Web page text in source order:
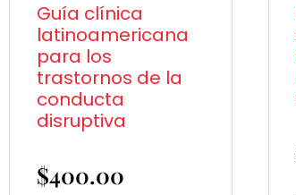
Guía clínica
latinoamericana
para los
trastornos de la
conducta
disruptiva
$400.00